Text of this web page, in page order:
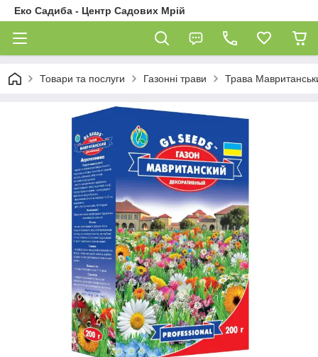
Еко Садиба - Центр Садових Мрій
Товари та послуги Газонні трави Трава